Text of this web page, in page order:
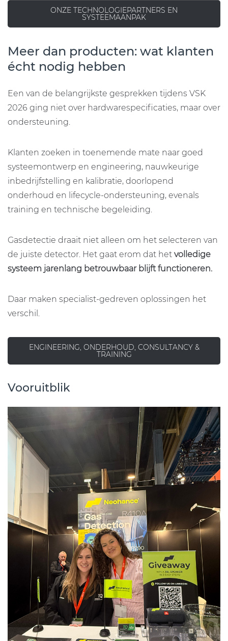
ONZE TECHNOLOGIEPARTNERS EN
SYSTEEMAANPAK
Meer dan producten: wat klanten
écht nodig hebben
Een van de belangrijkste gesprekken tijdens VSK
2026 ging niet over hardwarespecificaties, maar over
ondersteuning.
Klanten zoeken in toenemende mate naar goed
systeemontwerp en engineering, nauwkeurige
inbedrijfstelling en kalibratie, doorlopend
onderhoud en lifecycle-ondersteuning, evenals
training en technische begeleiding.
Gasdetectie draait niet alleen om het selecteren van
de juiste detector. Het gaat erom dat het volledige
systeem jarenlang betrouwbaar blijft functioneren.
Daar maken specialist-gedreven oplossingen het
verschil.
ENGINEERING, ONDERHOUD, CONSULTANCY &
TRAINING
Vooruitblik